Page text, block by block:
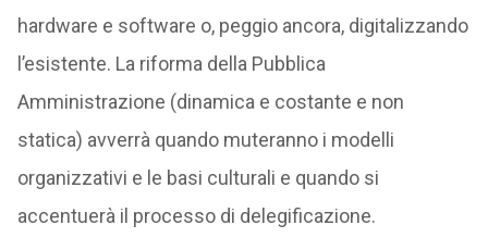
hardware e software o, peggio ancora, digitalizzando
l’esistente. La riforma della Pubblica
Amministrazione (dinamica e costante e non
statica) avverrà quando muteranno i modelli
organizzativi e le basi culturali e quando si
accentuerà il processo di delegificazione.